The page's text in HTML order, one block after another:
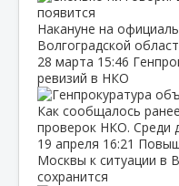
Накануне на
Волгоградской
28 марта 15:46
ревизий в НКО
Как сообщалось
проверок НКО. Среди
19 апреля 16:21
Москвы к ситуации в
сохранится